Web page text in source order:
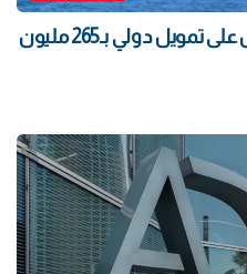
محطة “إفحصة” المغربية تحصل على تمويل دولي بـ265 مليون